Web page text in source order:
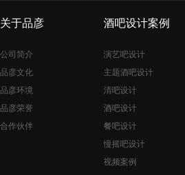
关于品彦
公司简介
品彦文化
品彦环境
品彦荣誉
合作伙伴
酒吧设计案例
演艺吧设计
主题酒吧设计
清吧设计
酒吧设计
餐吧设计
慢摇吧设计
视频案例